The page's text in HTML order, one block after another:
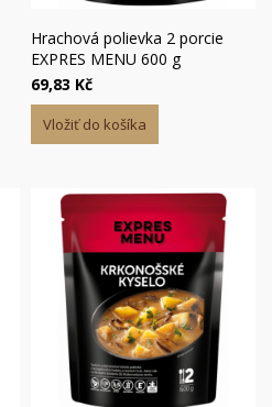
Hrachová polievka 2 porcie
EXPRES MENU 600 g
69,83 Kč
Vložiť do košíka